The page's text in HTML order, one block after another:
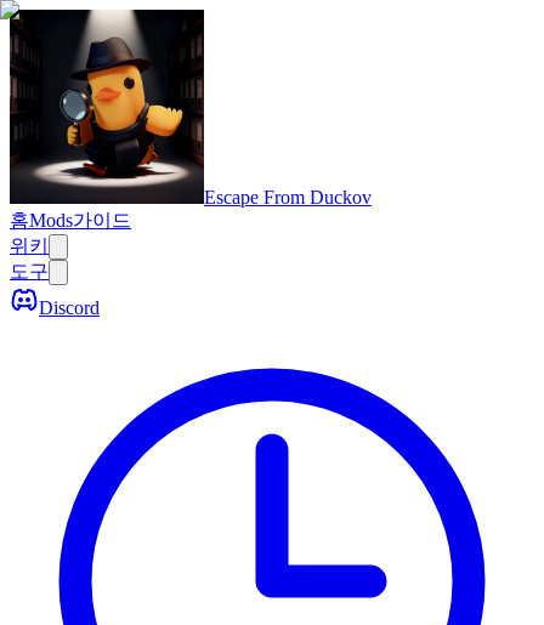
Escape From Duckov
홈Mods가이드
위키
도구
Discord